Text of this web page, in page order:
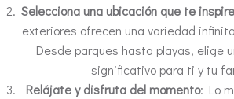
Selecciona una ubicación que te inspire
exteriores ofrecen una variedad
Desde parques hasta playas, elige
significativo para ti y tu
Relájate y disfruta del momento: Lo